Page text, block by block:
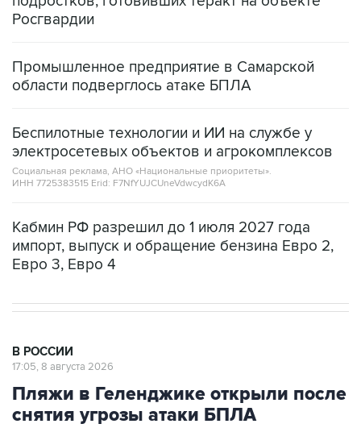
Росгвардии
Промышленное предприятие в Самарской
области подверглось атаке БПЛА
Беспилотные технологии и ИИ на службе у
электросетевых объектов и агрокомплексов
Социальная реклама, АНО «Национальные приоритеты».
ИНН 7725383515 Erid: F7NfYUJCUneVdwcydK6A
Кабмин РФ разрешил до 1 июля 2027 года
импорт, выпуск и обращение бензина Евро 2,
Евро 3, Евро 4
В РОССИИ
17:05, 8 августа 2026
Пляжи в Геленджике открыли после
снятия угрозы атаки БПЛА